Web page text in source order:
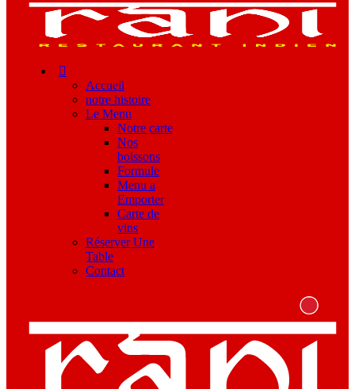
Accueil
notre histoire
Le Menu
Notre carte
Nos
boissons
Formule
Menu a
Emporter
Carte de
vins
Réserver Une
Table
Contact